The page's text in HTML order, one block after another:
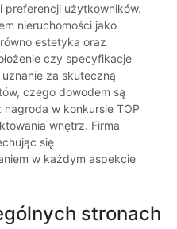
użytkowników.
nieruchomości jako
estetyka oraz
czy specyfikacje
za skuteczną
czego dowodem są
w konkursie TOP
wnętrz. Firma
się
w każdym aspekcie
stronach